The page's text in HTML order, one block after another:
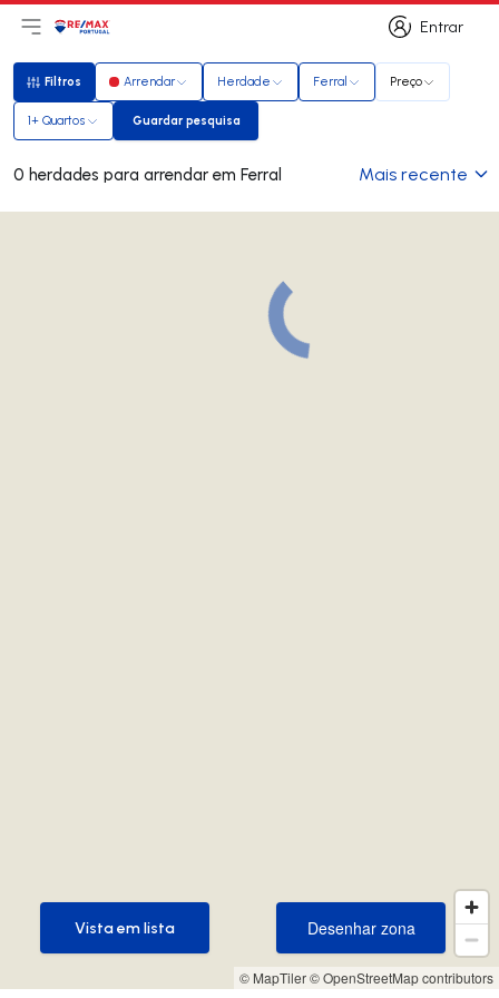
Entrar
Entrar
Abri menu principal
LogoIr para página inicial
Filtros
Filtros Arrendar Herdade Ferral Preço
1+ Quartos Guardar pesquisa
Guardar pesquisa
0 herdades para arrendar em Ferral Mais recente
© MapTiler© OpenStreetMap contributors
Desenhar zona
Desenhar zona
Vista em lista
Vista em lista